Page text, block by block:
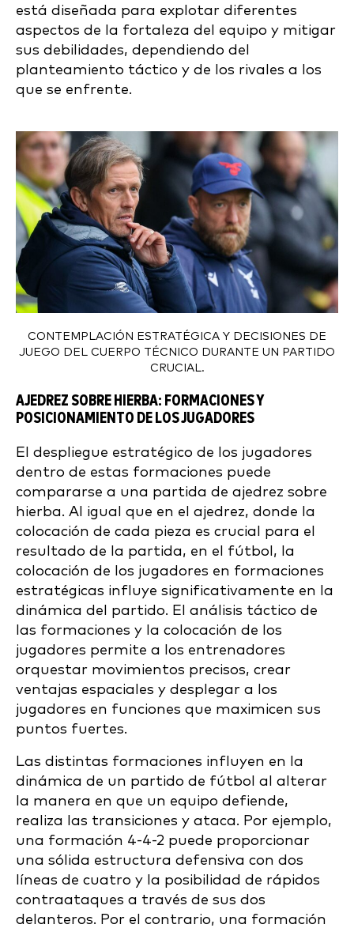
está diseñada para explotar diferentes
aspectos de la fortaleza del equipo y mitigar
sus debilidades, dependiendo del
planteamiento táctico y de los rivales a los
que se enfrente.
CONTEMPLACIÓN ESTRATÉGICA Y DECISIONES DE
JUEGO DEL CUERPO TÉCNICO DURANTE UN PARTIDO
CRUCIAL.
AJEDREZ SOBRE HIERBA: FORMACIONES Y
POSICIONAMIENTO DE LOS JUGADORES
El despliegue estratégico de los jugadores
dentro de estas formaciones puede
compararse a una partida de ajedrez sobre
hierba. Al igual que en el ajedrez, donde la
colocación de cada pieza es crucial para el
resultado de la partida, en el fútbol, la
colocación de los jugadores en formaciones
estratégicas influye significativamente en la
dinámica del partido. El análisis táctico de
las formaciones y la colocación de los
jugadores permite a los entrenadores
orquestar movimientos precisos, crear
ventajas espaciales y desplegar a los
jugadores en funciones que maximicen sus
puntos fuertes.
Las distintas formaciones influyen en la
dinámica de un partido de fútbol al alterar
la manera en que un equipo defiende,
realiza las transiciones y ataca. Por ejemplo,
una formación 4-4-2 puede proporcionar
una sólida estructura defensiva con dos
líneas de cuatro y la posibilidad de rápidos
contraataques a través de sus dos
delanteros. Por el contrario, una formación